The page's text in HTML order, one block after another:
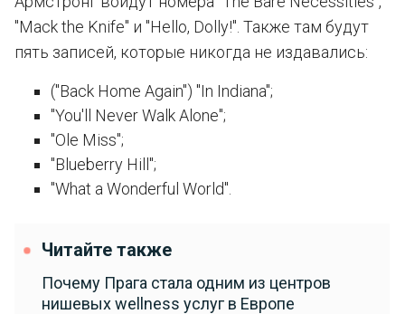
"Mack the Knife" и "Hello, Dolly!". Также там будут
пять записей, которые никогда не издавались:
("Back Home Again") "In Indiana";
"You'll Never Walk Alone";
"Ole Miss";
"Blueberry Hill";
"What a Wonderful World".
Читайте также
Почему Прага стала одним из центров
нишевых wellness услуг в Европе